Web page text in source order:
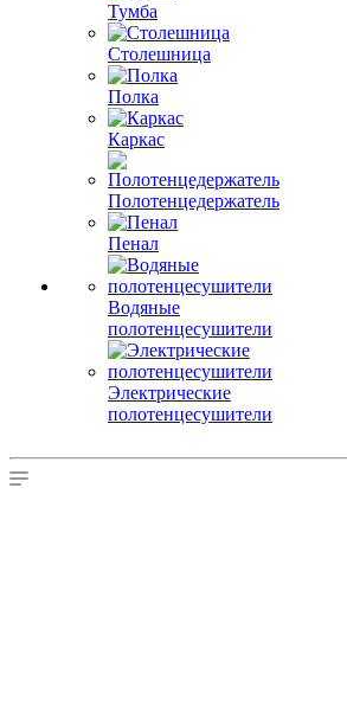
Тумба
Столешница
Полка
Каркас
Полотенцедержатель
Пенал
Водяные
полотенцесушители
Электрические
полотенцесушители